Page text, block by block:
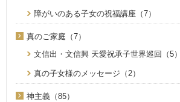
障がいのある子女の祝福講座（7）
真のご家庭（7）
文信出・文信興 天愛祝承子世界巡回（5）
真の子女様のメッセージ（2）
神主義（85）